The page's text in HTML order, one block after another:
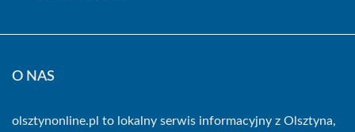
O NAS
olsztynonline.pl to lokalny serwis informacyjny z Olsztyna,